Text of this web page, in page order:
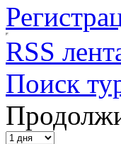
RSS
Поиск